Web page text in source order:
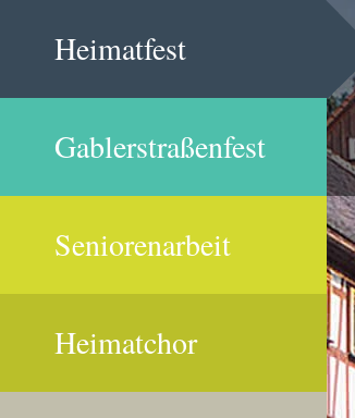
Heimatfest
Gablerstraßenfest
Seniorenarbeit
Heimatchor